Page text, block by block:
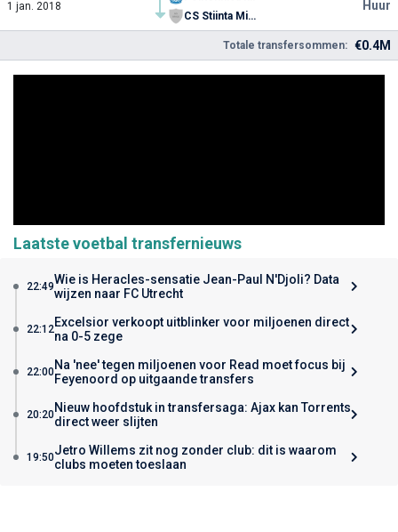
1 jan. 2018
CS Stiinta Miroslava
Huur
Totale transfersommen: €0.4M
Laatste voetbal transfernieuws
22:49Wie is Heracles-sensatie Jean-Paul N'Djoli? Data
wijzen naar FC Utrecht
22:12Excelsior verkoopt uitblinker voor miljoenen direct
na 0-5 zege
22:00Na 'nee' tegen miljoenen voor Read moet focus bij
Feyenoord op uitgaande transfers
20:20Nieuw hoofdstuk in transfersaga: Ajax kan Torrents
direct weer slijten
19:50Jetro Willems zit nog zonder club: dit is waarom
clubs moeten toeslaan